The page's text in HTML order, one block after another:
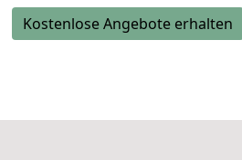
Kostenlose Angebote erhalten